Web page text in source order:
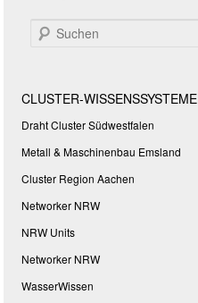
Suchen
CLUSTER-WISSENSSYSTEME
Draht Cluster Südwestfalen
Metall & Maschinenbau Emsland
Cluster Region Aachen
Networker NRW
NRW Units
Networker NRW
WasserWissen